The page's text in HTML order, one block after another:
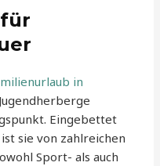
in
Eingebettet
sie von zahlreichen
Sport- als auch